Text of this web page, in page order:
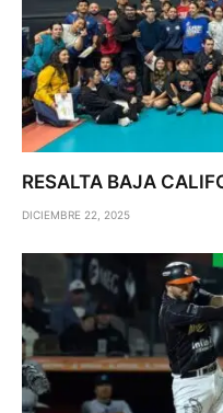
RESALTA BAJA
DICIEMBRE 22, 2025